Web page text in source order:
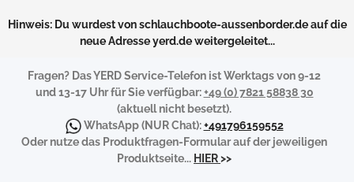
Hinweis: Du wurdest von schlauchboote-aussenborder.de auf die
neue Adresse yerd.de weitergeleitet...
Fragen? Das YERD Service-Telefon ist Werktags von 9-12
und 13-17 Uhr für Sie verfügbar:+49 (0) 7821 58838 30
(aktuell nicht besetzt).
WhatsApp(NUR Chat):+491796159552
Oder nutze das Produktfragen-Formular auf der jeweiligen
Produktseite... HIER>>